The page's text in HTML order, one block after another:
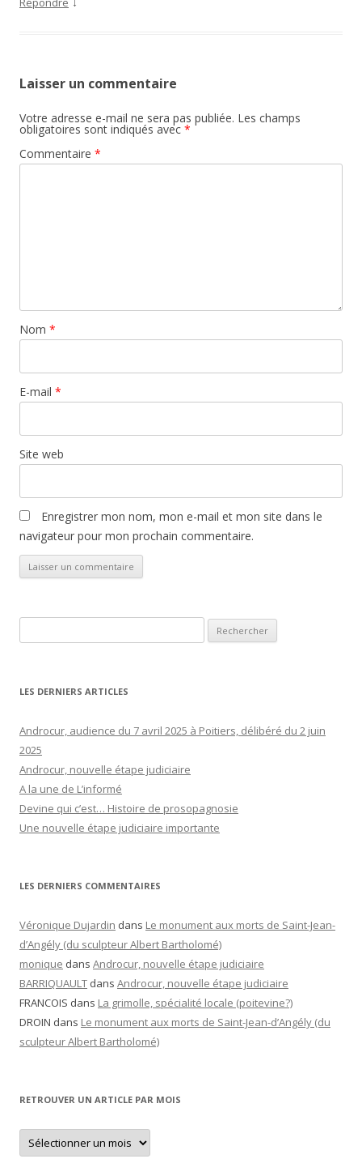
Laisser un commentaire
Votre adresse e-mail ne sera pas publiée. Les champs
obligatoires sont indiqués avec *
Commentaire *
Nom *
E-mail *
Site web
Enregistrer mon nom, mon e-mail et mon site dans le
navigateur pour mon prochain commentaire.
LES DERNIERS ARTICLES
Androcur, audience du 7 avril 2025 à Poitiers, délibéré du 2 juin
2025
Androcur, nouvelle étape judiciaire
A la une de L’informé
Devine qui c’est… Histoire de prosopagnosie
Une nouvelle étape judiciaire importante
LES DERNIERS COMMENTAIRES
Véronique Dujardin dans Le monument aux morts de Saint-Jean-
d’Angély (du sculpteur Albert Bartholomé)
monique dans Androcur, nouvelle étape judiciaire
BARRIQUAULT dans Androcur, nouvelle étape judiciaire
FRANCOIS dans La grimolle, spécialité locale (poitevine?)
DROIN dans Le monument aux morts de Saint-Jean-d’Angély (du
sculpteur Albert Bartholomé)
RETROUVER UN ARTICLE PAR MOIS
Retrouver
un
article